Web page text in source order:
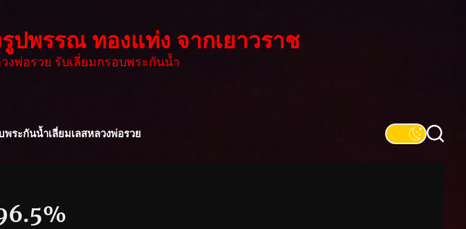
พรรณ ทองแท่ง จากเยาวราช
งพ่อรวย รับเลี่ยมกรอบพระกันน้ำ
พระกันน้ำเลี่ยมเลสหลวงพ่อรวย